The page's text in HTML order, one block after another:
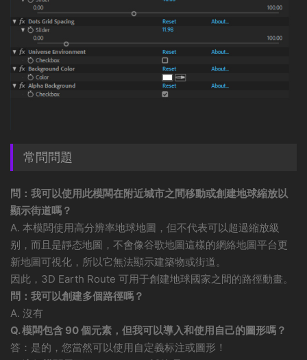
常問問題
問：我可以使用此模闆在附近城市之間移動或創建地球縮放以
顯示街道嗎？
A. 本模闆使用高分辨率地球地圖，但不代表可以超過縮放級
别，而且是靜态地圖，不會像谷歌地圖這樣的網絡地圖平台更
新地圖可視化，所以它無法顯示建築物或街道。
因此，3D Earth Route 可用于創建地球國家之間的路徑動畫。
問：我可以創建多個路徑嗎？
A. 沒有
Q. 模闆包含 90 個元素，但我可以導入和使用自己的圖形嗎？
答：是的，您當然可以使用自定義标注或圖形！